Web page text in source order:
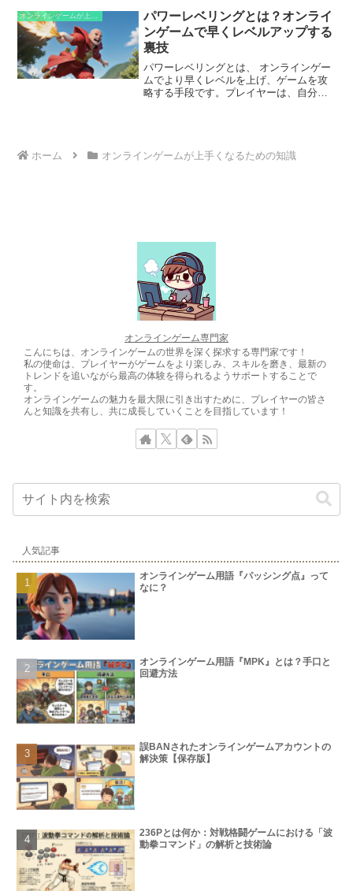
業や音楽産業を凌駕し、世界中で数十億
人のユーザーが日々ア...
オンラインゲームが上手くなるための知識
パワーレベリングとは？オンライ
ンゲームで早くレベルアップする
裏技
パワーレベリングとは、 オンラインゲー
ムでより早くレベルを上げ、ゲームを攻
略する手段です。プレイヤーは、自分の
ルアップし、より強力な装備や能力を獲
上昇させることができます。また、ゲー
ムの序盤でより強力な装備や能力を獲得
できるため、ゲーム体験が向上し、より
高いレベルのコンテンツに早くアクセス
できるようになります。
ホーム オンラインゲームが上手くなるための知識
オンラインゲーム専門家
こんにちは、オンラインゲームの世界を深く探求する専門家です！
私の使命は、プレイヤーがゲームをより楽しみ、スキルを磨き、最新の
トレンドを追いながら最高の体験を得られるようサポートすることで
す。
オンラインゲームの魅力を最大限に引き出すために、プレイヤーの皆さ
んと知識を共有し、共に成長していくことを目指しています！
人気記事
オンラインゲーム用語『パッシング点』って
なに？
オンラインゲーム用語『MPK』とは？手口と
回避方法
誤BANされたオンラインゲームアカウントの
解決策【保存版】
236Pとは何か：対戦格闘ゲームにおける「波
動拳コマンド」の解析と技術論